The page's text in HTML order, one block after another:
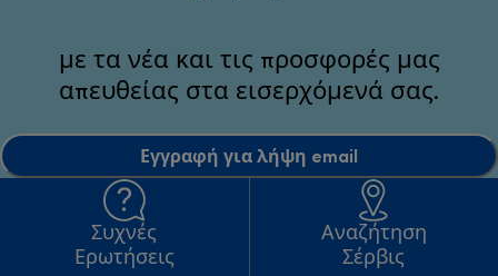
με τα νέα και τις προσφορές μας
απευθείας στα εισερχόμενά σας.
Εγγραφή για λήψη email
Συχνές
Ερωτήσεις
Αναζήτηση
Σέρβις